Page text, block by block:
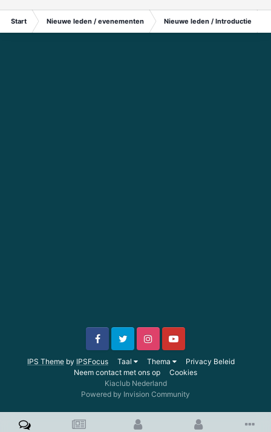
Start Nieuwe leden / evenementen Nieuwe leden / Introductie
IPS Theme by IPSFocus Taal Thema
Privacy Beleid
Neem contact met ons op
Cookies
Kiaclub Nederland
Powered by Invision Community